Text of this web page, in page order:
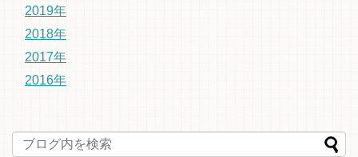
2019年
2018年
2017年
2016年